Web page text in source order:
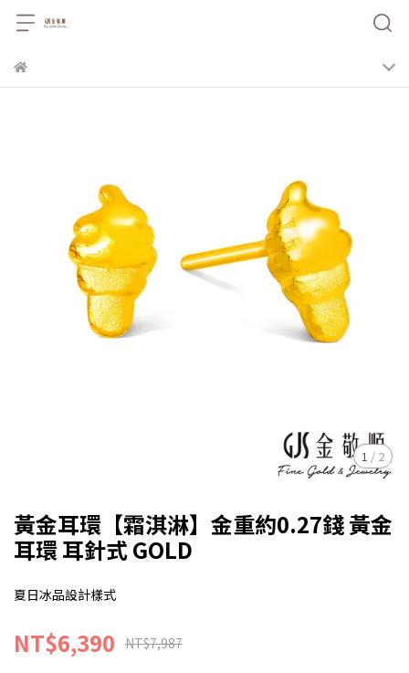
1 / 2
黃金耳環【霜淇淋】金重約0.27錢 黃金
耳環 耳針式 GOLD
夏日冰品設計樣式
NT$6,390 NT$7,987